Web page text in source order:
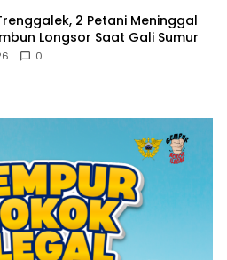
2 Petani Meninggal
Longsor Saat Gali Sumur
0